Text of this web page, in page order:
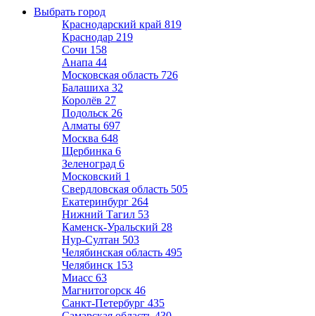
Выбрать город
Краснодарский край 819
Краснодар 219
Сочи 158
Анапа 44
Московская область 726
Балашиха 32
Королёв 27
Подольск 26
Алматы 697
Москва 648
Щербинка 6
Зеленоград 6
Московский 1
Свердловская область 505
Екатеринбург 264
Нижний Тагил 53
Каменск-Уральский 28
Нур-Султан 503
Челябинская область 495
Челябинск 153
Миасс 63
Магнитогорск 46
Санкт-Петербург 435